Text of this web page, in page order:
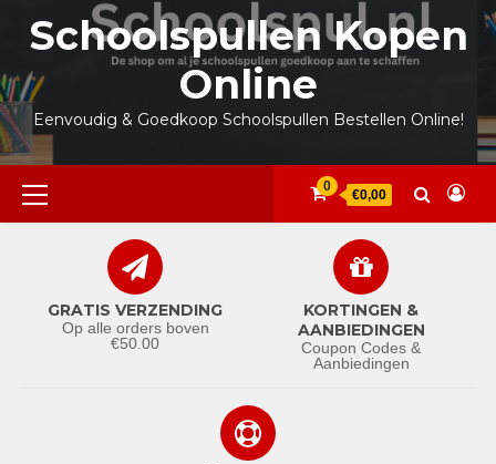
inhoud
Schoolspullen Kopen
Online
Eenvoudig & Goedkoop Schoolspullen Bestellen Online!
Primair
menu
0
€0,00
GRATIS VERZENDING
Op alle orders boven
€50.00
KORTINGEN &
AANBIEDINGEN
Coupon Codes &
Aanbiedingen